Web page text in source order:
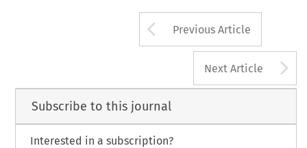
Arrow button
Previous Article
Next Article
Subscribe to this journal
Interested in a subscription?